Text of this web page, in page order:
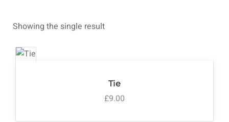
Showing the single result
Tie
£9.00